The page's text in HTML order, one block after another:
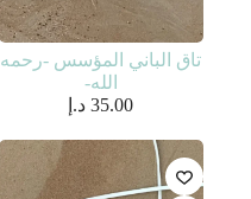
تاق الباني المؤسس -رحمه
الله-
35.00 د.إ